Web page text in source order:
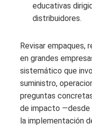
educativas
distribuidores.
Revisar empaques,
en grandes
sistemático que
suministro,
preguntas
de impacto —desde
la implementación